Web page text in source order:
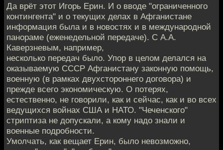
Да врёт этот Игорь Ерин. И о вводе "ограниченного
контингента" и о текущих делах в Афганистане
информация была и в новостях и в международной
панораме (еженедельной передаче). С А.А.
Каверзневым, например,
несколько передач было. Упор в целом делался на
оказываемую СССР Афганистану законную помощь,
военную (в рамках двухстороннего договора) и
прежде всего экономическую. О потерях,
естественно, не говорили, как и сейчас, как и во всех
ведущихся войнах США и НАТО. "Чеченского"
стриптиза не допускали, а кому надо знали и
военные подробности.
Умолчать, как вещает Ерин, было невозможно,